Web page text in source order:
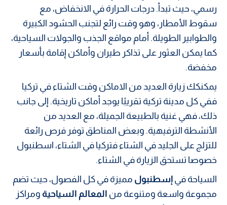
رسمي، حيث تبدأ. درجات الحرارة في الانخفاض، مع
سقوط الأمطار، وهو وقت رائع لتجنب الحشود الكبيرة
والطوابير الطويلة. أمام مواقع الجذب والجولات السياحية،
كما يمكن العثور على تذاكر طيران وأماكن إقامة بأسعار
مخفضة.
يمكنكك زيارة العديد من الاماكن وقت الشتاء في تركيا
ففي كل مدينة تركية تقريبًا يوجد أماكن تاريخية. إلى جانب
ذلك، فهي غنية بالطبيعة الجميلة، مع العديد من
الأنشطة الترفيهية. وبعض المناطق توفر فرص رائعة
للتزلج على الجليد في الشتاء فتركيا في الشتاء، اسطنبول
خصوصا تستحق الزيارة في الشتاء.
السياحة في إسطنبول مميزة في كل الفصول، حيث تضم
مجموعة واسعة ومتنوعة من المعالم السياحية ومراكز